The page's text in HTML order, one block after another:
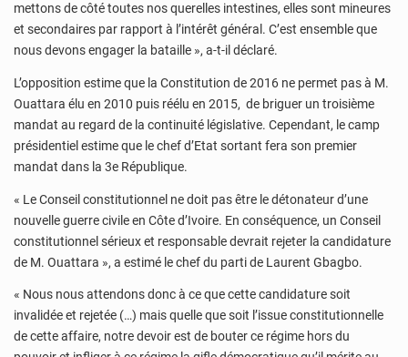
mettons de côté toutes nos querelles intestines, elles sont mineures
et secondaires par rapport à l’intérêt général. C’est ensemble que
nous devons engager la bataille », a-t-il déclaré.
L’opposition estime que la Constitution de 2016 ne permet pas à M.
Ouattara élu en 2010 puis réélu en 2015, de briguer un troisième
mandat au regard de la continuité législative. Cependant, le camp
présidentiel estime que le chef d’Etat sortant fera son premier
mandat dans la 3e République.
« Le Conseil constitutionnel ne doit pas être le détonateur d’une
nouvelle guerre civile en Côte d’Ivoire. En conséquence, un Conseil
constitutionnel sérieux et responsable devrait rejeter la candidature
de M. Ouattara », a estimé le chef du parti de Laurent Gbagbo.
« Nous nous attendons donc à ce que cette candidature soit
invalidée et rejetée (…) mais quelle que soit l’issue constitutionnelle
de cette affaire, notre devoir est de bouter ce régime hors du